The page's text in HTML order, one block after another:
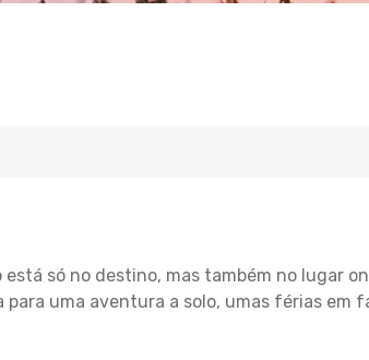
só no destino, mas também no lugar
uma aventura a solo, umas férias em